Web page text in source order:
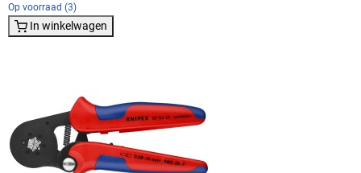
Op voorraad (3)
In winkelwagen